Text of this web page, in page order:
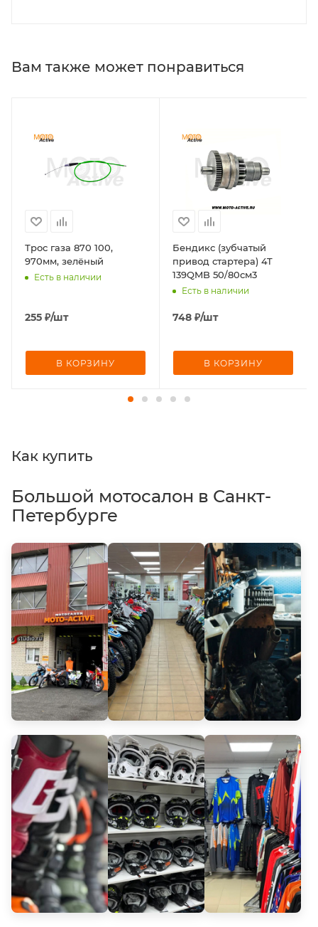
Вам также может понравиться
Трос газа 870 100,
970мм, зелёный
Есть в наличии
255 ₽/шт
В КОРЗИНУ
Бендикс (зубчатый
привод стартера) 4T
139QMB 50/80см3
Есть в наличии
748 ₽/шт
В КОРЗИНУ
Как купить
Большой мотосалон в Санкт-
Петербурге